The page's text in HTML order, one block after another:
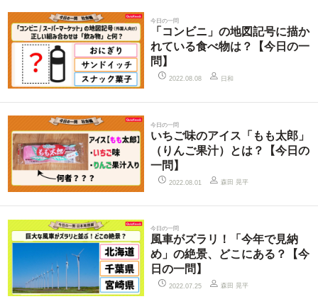
今日の一問
「コンビニ」の地図記号に描か
れている食べ物は？【今日の一
問】
2022.08.08 日和
今日の一問
いちご味のアイス「もも太郎」
（りんご果汁）とは？【今日の
一問】
2022.08.01 森田 晃平
今日の一問
風車がズラリ！「今年で見納
め」の絶景、どこにある？【今
日の一問】
2022.07.25 森田 晃平